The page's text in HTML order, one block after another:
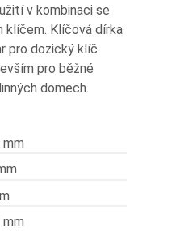
v kombinaci se
klíčem. Klíčová dírka
pro dozický klíč.
pro běžné
domech.
mm